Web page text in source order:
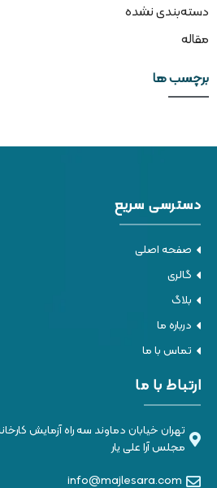
دسته‌بندی نشده
مقاله
برچسب ها
دسترسی سریع
صفحه اصلی
گالری
بلاگ
درباره ما
تماس با ما
ارتباط با ما
تهران خیابان دماوند سه راه آزمایش
مجلس آرا علی یار
info@majlesara.com